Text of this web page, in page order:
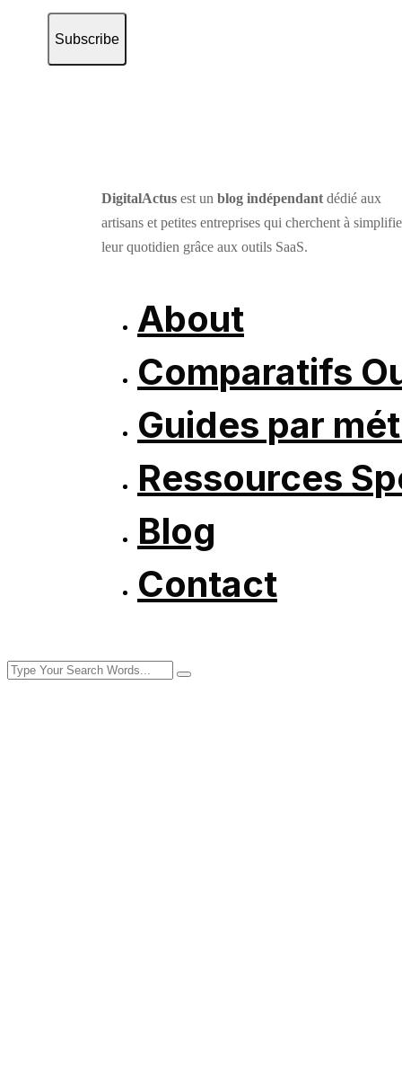
Subscribe
DigitalActus est un blog indépendant dédié aux
artisans et petites entreprises qui cherchent à
leur quotidien grâce aux outils SaaS.
About
Comparatifs
Guides par
Ressources
Blog
Contact